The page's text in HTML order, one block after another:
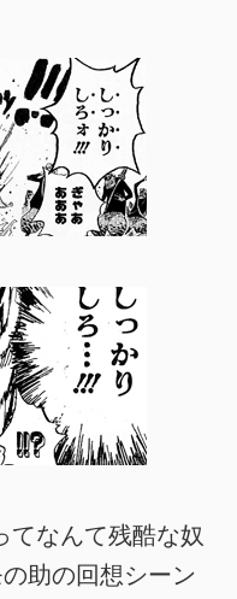
なんて残酷な奴
助の回想シーン